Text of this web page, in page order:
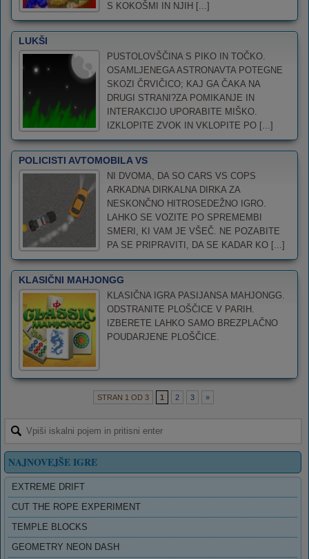
S KOKOŠMI IN NJIH [...]
LUKŠI
PUSTOLOVŠČINA S PIKO IN TOČKO.
OSAMLJENEGA ASTRONAVTA POTEGNE
SKOZI ČRVIČICO; KAJ GA ČAKA NA
DRUGI STRANI?ZA POMIKANJE IN
INTERAKCIJO UPORABITE MIŠKO.
IZKLOPITE ZVOK IN VKLOPITE PO [...]
POLICISTI AVTOMOBILA VS
NI DVOMA, DA SO CARS VS COPS
ARKADNA DIRKALNA DIRKA ZA
NESKONČNO HITROSEDEŽNO IGRO.
LAHKO SE VOZITE PO SPREMEMBI
SMERI, KI VAM JE VŠEČ. NE POZABITE
PA SE PRIPRAVITI, DA SE KADAR KO [...]
KLASIČNI MAHJONGG
KLASIČNA IGRA PASIJANSA MAHJONGG.
ODSTRANITE PLOŠČICE V PARIH.
IZBERETE LAHKO SAMO BREZPLAČNO
POUDARJENE PLOŠČICE.
STRAN 1 OD 3 1 2 3 »
NAJNOVEJŠE IGRE
EXTREME DRIFT
CUT THE ROPE EXPERIMENT
TEMPLE BLOCKS
GEOMETRY NEON DASH